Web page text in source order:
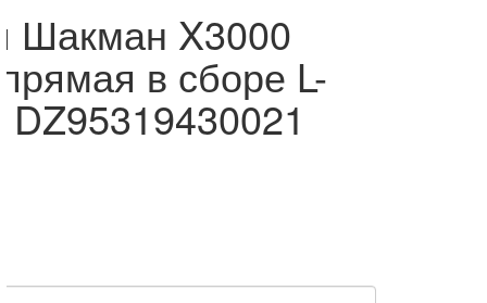
Шакман X3000
в сборе L-
DZ95319430021